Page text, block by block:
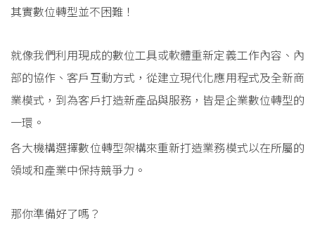
其實數位轉型並不困難！
就像我們利用現成的數位工具或軟體重新定義工作內容、內
部的協作、客戶互動方式，從建立現代化應用程式及全新商
業模式，到為客戶打造新產品與服務，皆是企業數位轉型的
一環。
各大機構選擇數位轉型架構來重新打造業務模式以在所屬的
領域和產業中保持競爭力。
那你準備好了嗎？